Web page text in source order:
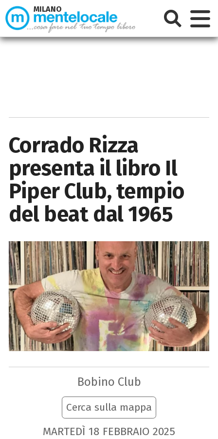
Corrado Rizza
presenta il libro Il
Piper Club, tempio
del beat dal 1965
Bobino Club
Cerca sulla mappa
MARTEDÌ 18 FEBBRAIO 2025
MILANO